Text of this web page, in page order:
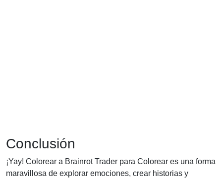
Conclusión
¡Yay! Colorear a Brainrot Trader para Colorear es una forma
maravillosa de explorar emociones, crear historias y